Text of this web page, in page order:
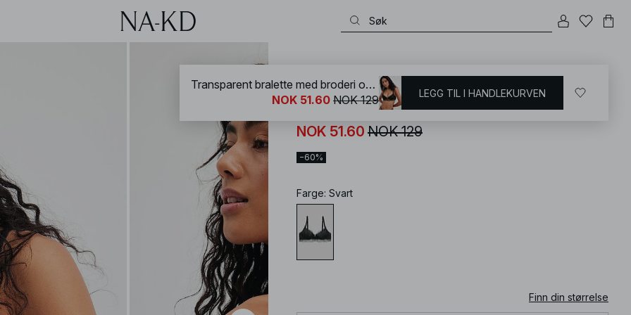
Transparent bralette med broderi og bøyle
NOK 51.60 NOK 129
−60%
Farge: Svart
Finn din størrelse
Transparent bralette med broderi og bøyle
NOK 51.60 NOK 129 LEGG TIL I HANDLEKURVEN